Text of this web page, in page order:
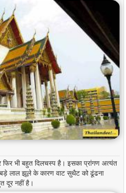
फिर भी बहुत दिलचस्प है। इसका प्रांगण अत्यंत
लाल झूले के कारण वाट सुथैट को ढूंढना
दूर नहीं है।